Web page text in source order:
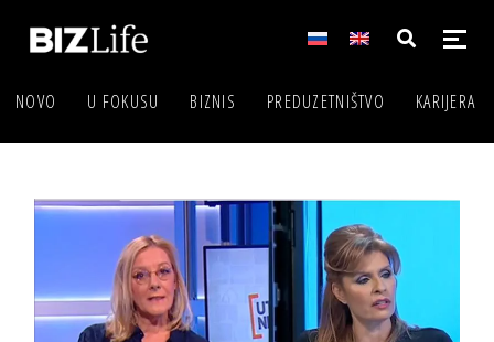
NOVO U FOKUSU BIZNIS PREDUZETNIŠTVO KARIJERA